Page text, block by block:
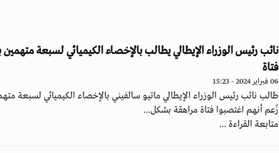
نائب رئيس الوزراء الإيطالي يطالب بالإخصاء الكيميائي لسبعة
فتاة
06 فبراير 2024 - 15:23
طالب نائب رئيس الوزراء الإيطالي ماتيو سالفيني بالإخصاء الكيميائي لسبعة
زُعم أنهم اغتصبوا فتاة مراهقة بشكل...
متابعة القراءة ...